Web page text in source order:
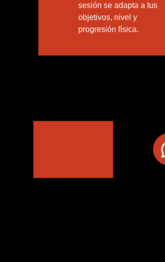
sesión se adapta a tus
objetivos, nivel y
progresión física.